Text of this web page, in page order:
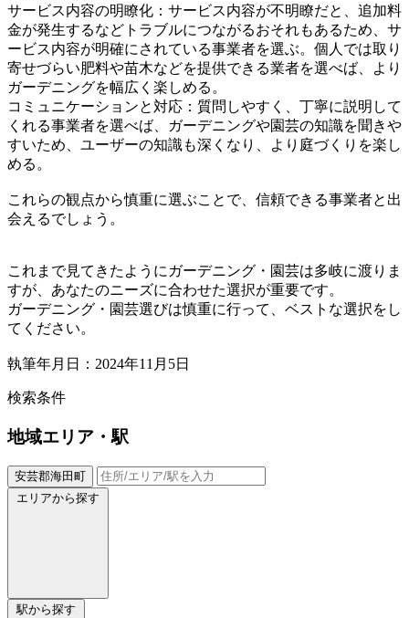
サービス内容の明瞭化：サービス内容が不明瞭だと、追加料
金が発生するなどトラブルにつながるおそれもあるため、サ
ービス内容が明確にされている事業者を選ぶ。個人では取り
寄せづらい肥料や苗木などを提供できる業者を選べば、より
ガーデニングを幅広く楽しめる。
コミュニケーションと対応：質問しやすく、丁寧に説明して
くれる事業者を選べば、ガーデニングや園芸の知識を聞きや
すいため、ユーザーの知識も深くなり、より庭づくりを楽し
める。
これらの観点から慎重に選ぶことで、信頼できる事業者と出
会えるでしょう。
これまで見てきたようにガーデニング・園芸は多岐に渡りま
すが、あなたのニーズに合わせた選択が重要です。
ガーデニング・園芸選びは慎重に行って、ベストな選択をし
てください。
執筆年月日：2024年11月5日
検索条件
地域エリア・駅
安芸郡海田町
エリアから探す
駅から探す